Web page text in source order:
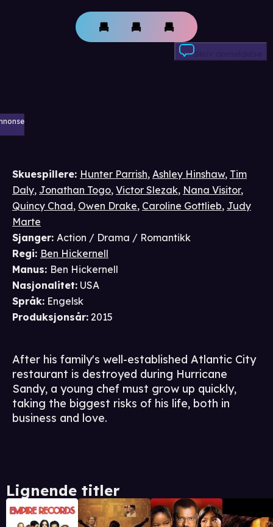
Skriv anmeldelse
Skuespillere: Hunter Parrish, Ashley Hinshaw, Tim
Daly, Jonathan Togo, Victor Slezak, Nana Visitor,
Quincy Chad, Owen Drake, Caroline Gottlieb, Judy
Marte
Sjanger: Action / Drama / Romantikk
Regi: Ben Hickernell
Manus: Ben Hickernell
Nasjonalitet: USA
Språk: Engelsk
Produksjonsår: 2015
After his family's well-established Atlantic City
restaurant is destroyed during Hurricane
Sandy, a young chef must grow up quickly,
taking the biggest risks of his life, both in
business and love.
Lignende titler